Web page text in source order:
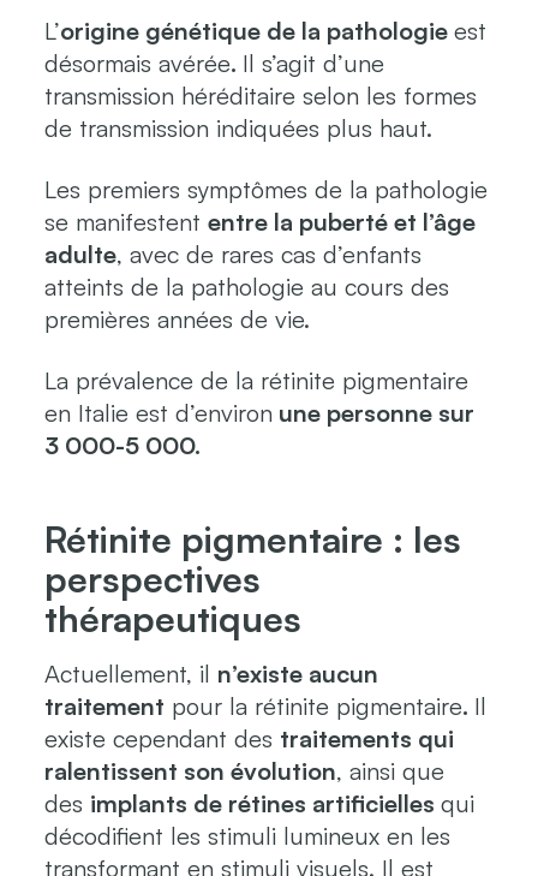
L’origine génétique de la pathologie est
désormais avérée. Il s’agit d’une
transmission héréditaire selon les formes
de transmission indiquées plus haut.
Les premiers symptômes de la pathologie
se manifestent entre la puberté et l’âge
adulte, avec de rares cas d’enfants
atteints de la pathologie au cours des
premières années de vie.
La prévalence de la rétinite pigmentaire
en Italie est d’environ une personne sur
3 000-5 000.
Rétinite pigmentaire : les
perspectives
thérapeutiques
Actuellement, il n’existe aucun
traitement pour la rétinite pigmentaire. Il
existe cependant des traitements qui
ralentissent son évolution, ainsi que
des implants de rétines artificielles qui
décodifient les stimuli lumineux en les
transformant en stimuli visuels. Il est